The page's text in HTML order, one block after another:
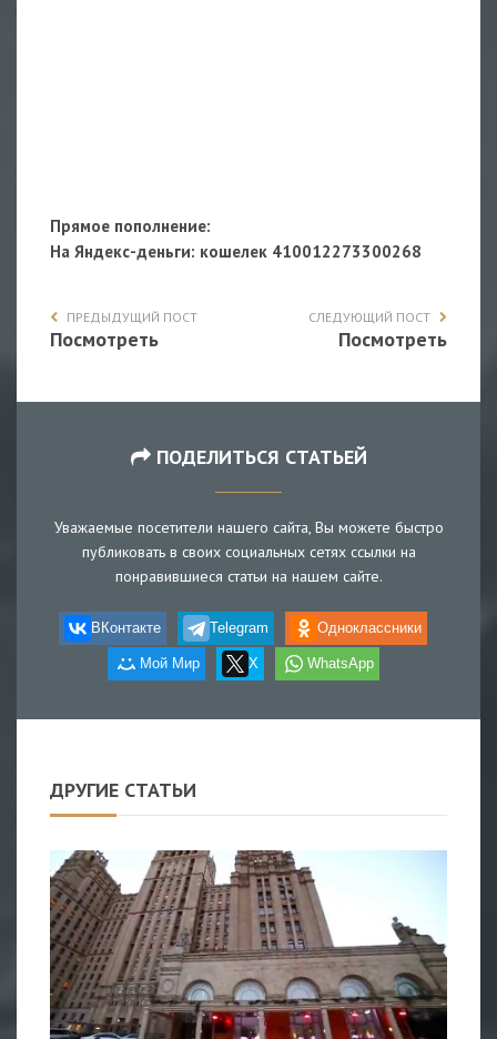
Прямое пополнение:
На Яндекс-деньги: кошелек 410012273300268
ПРЕДЫДУЩИЙ ПОСТ
Посмотреть
СЛЕДУЮЩИЙ ПОСТ
Посмотреть
ПОДЕЛИТЬСЯ СТАТЬЕЙ
Уважаемые посетители нашего сайта, Вы можете быстро
публиковать в своих социальных сетях ссылки на
понравившиеся статьи на нашем сайте.
ВКонтакте Telegram Одноклассники
Мой Мир X WhatsApp
ДРУГИЕ СТАТЬИ